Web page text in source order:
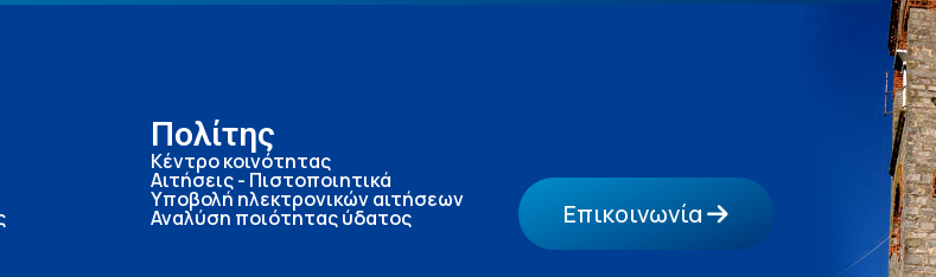
Πολίτης
Κέντρο κοινότητας
Αιτήσεις - Πιστοποιητικά
Υποβολή ηλεκτρονικών αιτήσεων
Αναλύση ποιότητας ύδατος Επικοινωνία